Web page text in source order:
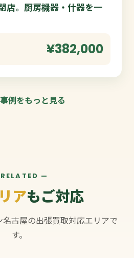
店。厨房機器・什器を一
¥382,000
例をもっと見る
—
アもご対応
古屋の出張買取対応エリアで
す。